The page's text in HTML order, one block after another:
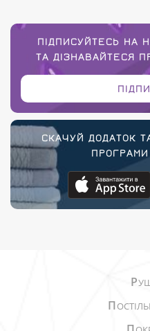
ПІДПИСУЙТЕСЬ НА
ТА ДІЗНАВАЙТЕСЯ
СКАЧУЙ ДОДАТОК
ПРОГРАМИ
Р
П